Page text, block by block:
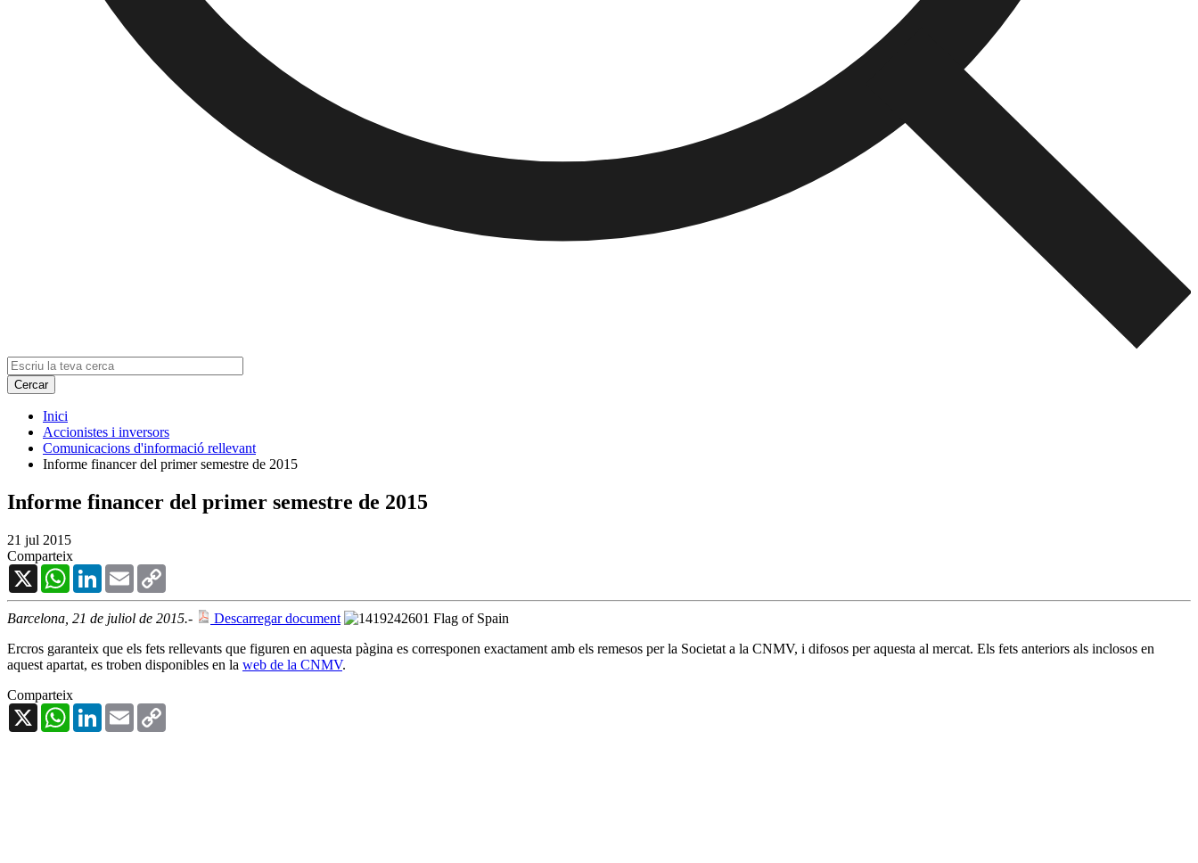
Inici
Accionistes i inversors
Comunicacions d'informació rellevant
Informe financer del primer semestre de 2015
Informe financer del primer semestre de 2015
21 jul 2015
Comparteix
X
WhatsAppLinkedInEmail
Barcelona, 21 de juliol de 2015.-
Descarregar document
Ercros garanteix que els fets rellevants que figuren en aquesta pàgina es corresponen exactament amb els remesos per la Societat a la CNMV, i difosos per aquesta al mercat. Els fets anteriors als inclosos en
aquest apartat, es troben disponibles en la web de la CNMV.
Comparteix
X
WhatsAppLinkedInEmail